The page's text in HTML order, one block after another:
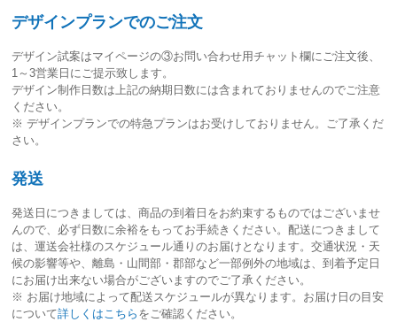
デザインプランでのご注文
デザイン試案はマイページの③お問い合わせ用チャット欄にご注文後、
1～3営業日 にご提示致します。
デザイン制作日数は上記の納期日数には含まれておりませんのでご注意
ください。
※ デザインプランでの特急プランはお受けしておりません。ご了承くだ
さい。
発送
発送日につきましては、商品の到着日をお約束するものではございませ
んので、必ず日数に余裕をもってお手続きください。配送につきまして
は、運送会社様のスケジュール通りのお届けとなります。交通状況・天
候の影響等や、離島・山間部・郡部など一部例外の地域は、到着予定日
にお届け出来ない場合がございますのでご了承ください。
※ お届け地域によって配送スケジュールが異なります。お届け日の目安
について詳しくはこちら をご確認ください。